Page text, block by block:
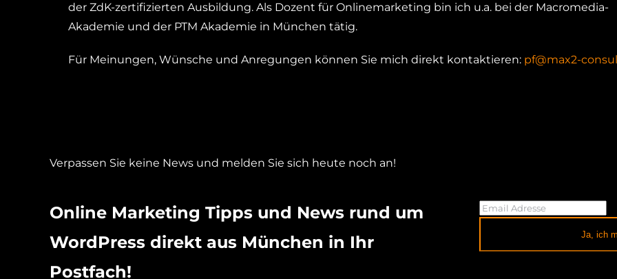
der ZdK-zertifizierten Ausbildung. Als Dozent für Onlinemarketing bin ich u.a. bei der Macromedia-
Akademie und der PTM Akademie in München tätig.
Für Meinungen, Wünsche und Anregungen können Sie mich direkt kontaktieren: pf@max2-
Verpassen Sie keine News und melden Sie sich heute noch an!
Online Marketing Tipps und News rund um
WordPress direkt aus München in Ihr
Postfach!
Ja, ich